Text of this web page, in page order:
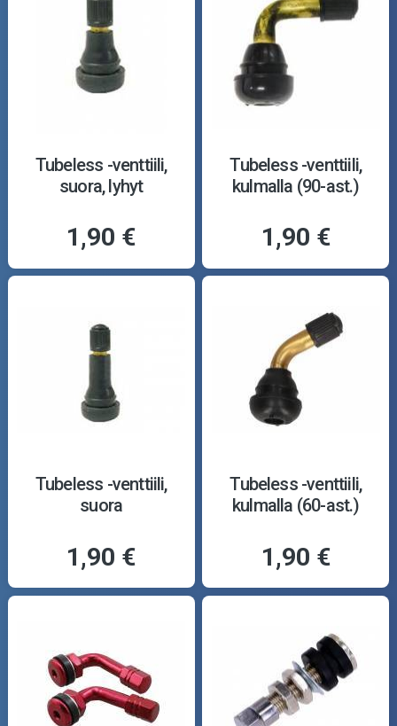
Tubeless -venttiili,
suora, lyhyt
1,90 €
Tubeless -venttiili,
kulmalla (90-ast.)
1,90 €
Tubeless -venttiili,
suora
1,90 €
Tubeless -venttiili,
kulmalla (60-ast.)
1,90 €